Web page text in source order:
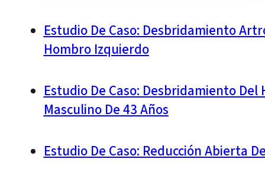
Estudio De Caso: Desbridamiento
Hombro Izquierdo
Estudio De Caso: Desbridamiento
Masculino De 43 Años
Estudio De Caso: Reducción Abierta